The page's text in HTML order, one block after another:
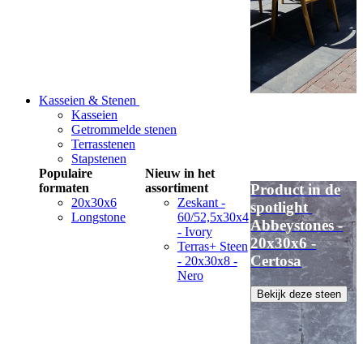
Kasseien & Stenen
Kasseien
Getrommelde stenen
Terrasstenen
Stapstenen
Populaire
formaten
20x30x6
Longstone
Nieuw in het
assortiment
Zeskant -
60/52,5x30x4
- Ivory
Terras+ Steen
- 20x30x8 -
Nero
Product in de
spotlight
Abbeystones -
20x30x6 -
Certosa
Bekijk deze steen